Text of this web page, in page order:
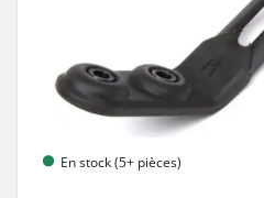
En stock (5+ pièces)